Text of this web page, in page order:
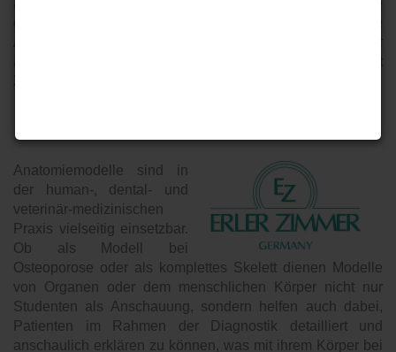
Anatomiemodelle sind in
der human-, dental- und
veterinär-medizinischen
Praxis vielseitig einsetzbar.
Ob als Modell bei
Osteoporose oder als komplettes Skelett dienen Modelle
von Organen oder dem menschlichen Körper nicht nur
Studenten als Anschauung, sondern helfen auch dabei,
Patienten im Rahmen der Diagnostik detailliert und
anschaulich erklären zu können, was mit ihrem Körper bei